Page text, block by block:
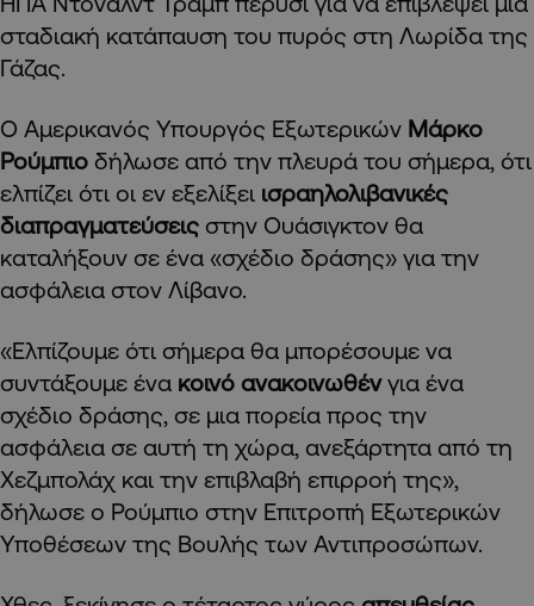
σταδιακή κατάπαυση του πυρός στη Λωρίδα της
Γάζας.
Ο Αμερικανός Υπουργός Εξωτερικών Μάρκο
Ρούμπιο δήλωσε από την πλευρά του σήμερα, ότι
ελπίζει ότι οι εν εξελίξει ισραηλολιβανικές
διαπραγματεύσεις στην Ουάσιγκτον θα
καταλήξουν σε ένα «σχέδιο δράσης» για την
ασφάλεια στον Λίβανο.
«Ελπίζουμε ότι σήμερα θα μπορέσουμε να
συντάξουμε ένα κοινό ανακοινωθένγια ένα
σχέδιο δράσης, σε μια πορεία προς την
ασφάλεια σε αυτή τη χώρα, ανεξάρτητα από τη
Χεζμπολάχ και την επιβλαβή επιρροή της»,
δήλωσε ο Ρούμπιο στην Επιτροπή Εξωτερικών
Υποθέσεων της Βουλής των Αντιπροσώπων.